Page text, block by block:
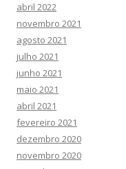
abril 2022
novembro 2021
agosto 2021
julho 2021
junho 2021
maio 2021
abril 2021
fevereiro 2021
dezembro 2020
novembro 2020